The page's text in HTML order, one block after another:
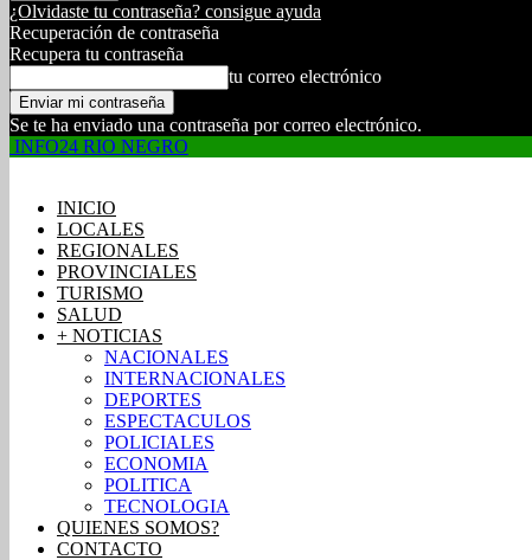
¿Olvidaste tu contraseña? consigue ayuda
Recuperación de contraseña
Recupera tu contraseña
tu correo electrónico
Se te ha enviado una contraseña por correo electrónico.
INFO24 RIO NEGRO
INICIO
LOCALES
REGIONALES
PROVINCIALES
TURISMO
SALUD
+ NOTICIAS
NACIONALES
INTERNACIONALES
DEPORTES
ESPECTACULOS
POLICIALES
ECONOMIA
POLITICA
TECNOLOGIA
QUIENES SOMOS?
CONTACTO